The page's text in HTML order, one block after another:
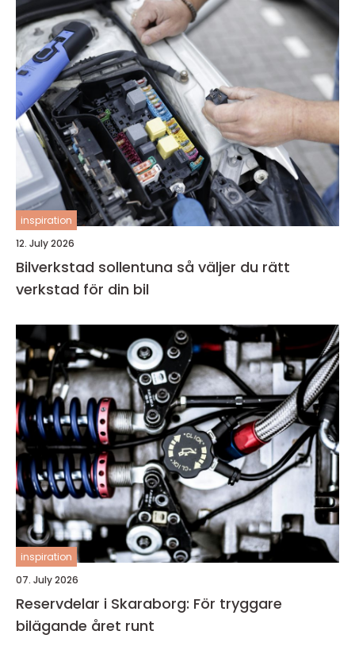
inspiration
12. July 2026
Bilverkstad sollentuna så väljer du rätt
verkstad för din bil
inspiration
07. July 2026
Reservdelar i Skaraborg: För tryggare
bilägande året runt